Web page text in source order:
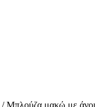
/Μπλούζα μακώ με